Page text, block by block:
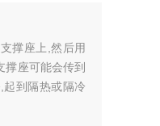
撑座上,然后用
座可能会传到
到隔热或隔冷